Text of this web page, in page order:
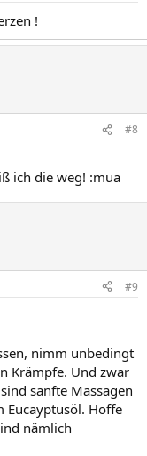
!
#8
ich die weg! :mua
#9
nimm unbedingt
Krämpfe. Und zwar
sanfte Massagen
Eucayptusöl. Hoffe
nämlich